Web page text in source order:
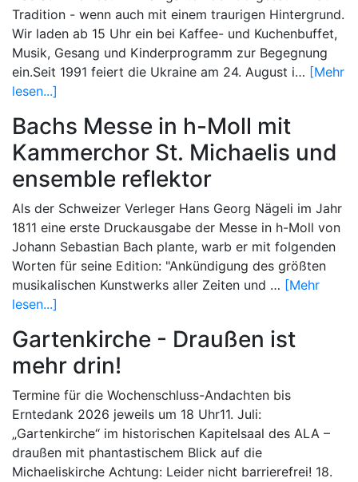
Tradition - wenn auch mit einem traurigen Hintergrund.
Wir laden ab 15 Uhr ein bei Kaffee- und Kuchenbuffet,
Musik, Gesang und Kinderprogramm zur Begegnung
ein.Seit 1991 feiert die Ukraine am 24. August i… [Mehr
lesen...]
Bachs Messe in h-Moll mit
Kammerchor St. Michaelis und
ensemble reflektor
Als der Schweizer Verleger Hans Georg Nägeli im Jahr
1811 eine erste Druckausgabe der Messe in h-Moll von
Johann Sebastian Bach plante, warb er mit folgenden
Worten für seine Edition: "Ankündigung des größten
musikalischen Kunstwerks aller Zeiten und … [Mehr
lesen...]
Gartenkirche - Draußen ist
mehr drin!
Termine für die Wochenschluss-Andachten bis
Erntedank 2026 jeweils um 18 Uhr11. Juli:
„Gartenkirche“ im historischen Kapitelsaal des ALA –
draußen mit phantastischem Blick auf die
Michaeliskirche Achtung: Leider nicht barrierefrei! 18.